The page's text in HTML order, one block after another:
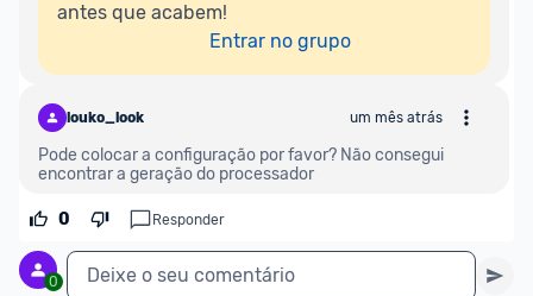
antes que acabem!
Entrar no grupo
louko_look um mês atrás
Pode colocar a configuração por favor? Não consegui
encontrar a geração do processador
0 Responder
0 Deixe o seu comentário